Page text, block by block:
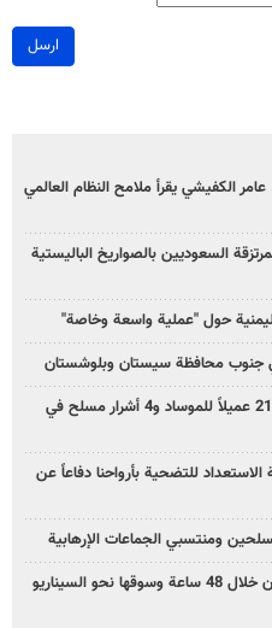
ارسل
الكفيشي يقرأ ملامح النظام العالمي
السعوديين بالصواريخ الباليستية
حول "عملية واسعة وخاصة"
جنوب محافظة سيستان وبلوشستان
وزارة الأمن الإيرانية: اعتقال 21 عميلاً للموساد و4 أشرار مسلح في
للتضحية بأرواحنا دفاعاً عن
بزشكيان: خططوا لإسقاط إيران خلال 48 ساعة وسوقها نحو السيناريو